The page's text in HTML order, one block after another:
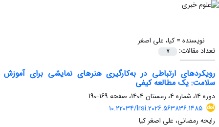
نویسنده =کیا، علی اصغر
تعداد مقالات:
7
رویکردهای ارتباطی در به‌کارگیری هنرهای نمایشی برای آموزش
سلامت: یک مطالعه کیفی
دوره 14، شماره 4، زمستان 1404، صفحه
169-190
10.22034/lrsi.2026.563836.1485
رایحه رمضانی، علی اصغر کیا